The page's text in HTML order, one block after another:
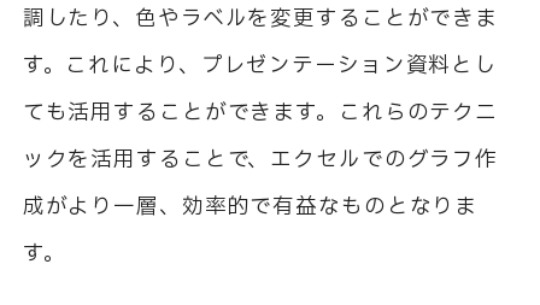
調したり、色やラベルを変更することができま
す。これにより、プレゼンテーション資料とし
ても活用することができます。これらのテクニ
ックを活用することで、エクセルでのグラフ作
成がより一層、効率的で有益なものとなりま
す。